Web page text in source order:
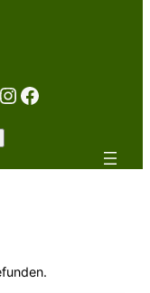
Instagram
Facebook